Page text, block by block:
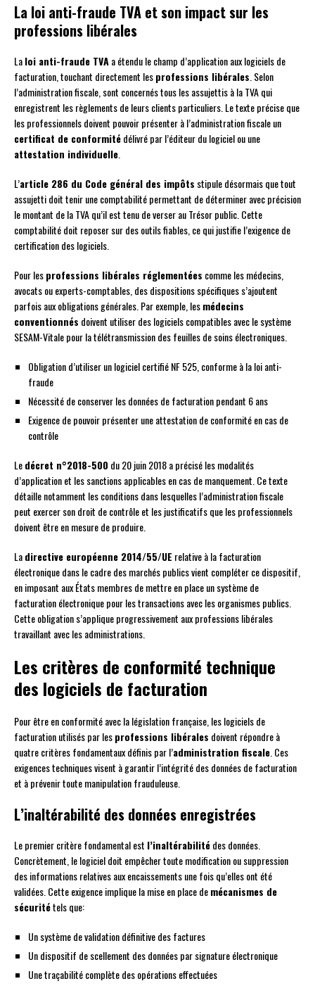
La loi anti-fraude TVA et son impact sur les
professions libérales
Laloi anti-fraude TVAa étendu le champ d’application aux logiciels de
facturation, touchant directement lesprofessions libérales . Selon
l’administration fiscale, sont concernés tous les assujettis à la TVA qui
enregistrent les règlements de leurs clients particuliers. Le texte précise que
les professionnels doivent pouvoir présenter à l’administration fiscale un
certificat de conformitédélivré par l’éditeur du logiciel ou une
attestation individuelle
L’article 286 du Code général des impôts stipule désormais que tout
assujetti doit tenir une comptabilité permettant de déterminer avec précision
le montant de la TVA qu’il est tenu de verser au Trésor public. Cette
comptabilité doit reposer sur des outils fiables, ce qui justifie l’exigence de
certification des logiciels.
Pour lesprofessions libérales réglementées comme les médecins,
avocats ou experts-comptables, des dispositions spécifiques s’ajoutent
parfois aux obligations générales. Par exemple, lesmédecins
conventionnés doivent utiliser des logiciels compatibles avec le système
SESAM-Vitale pour la télétransmission des feuilles de soins électroniques.
Obligation d’utiliser un logiciel certifié NF 525, conforme à la loi anti-
fraude
Nécessité de conserver les données de facturation pendant 6 ans
Exigence de pouvoir présenter une attestation de conformité en cas de
contrôle
Ledécret n°2018-500 du 20 juin 2018 a précisé les modalités
d’application et les sanctions applicables en cas de manquement. Ce texte
détaille notamment les conditions dans lesquelles l’administration fiscale
peut exercer son droit de contrôle et les justificatifs que les professionnels
doivent être en mesure de produire.
Ladirective européenne 2014/55/UE relative à la facturation
électronique dans le cadre des marchés publics vient compléter ce dispositif,
en imposant aux États membres de mettre en place un système de
facturation électronique pour les transactions avec les organismes publics.
Cette obligation s’applique progressivement aux professions libérales
travaillant avec les administrations.
Les critères de conformité technique
des logiciels de facturation
Pour être en conformité avec la législation française, les logiciels de
facturation utilisés par lesprofessions libérales doivent répondre à
quatre critères fondamentaux définis par l’administration fiscale . Ces
exigences techniques visent à garantir l’intégrité des données de facturation
et à prévenir toute manipulation frauduleuse.
L’inaltérabilité des données enregistrées
Le premier critère fondamental est l’inaltérabilitédes données.
Concrètement, le logiciel doit empêcher toute modification ou suppression
des informations relatives aux encaissements une fois qu’elles ont été
validées. Cette exigence implique la mise en place demécanismes de
sécuritétels que:
Un système de validation définitive des factures
Un dispositif de scellement des données par signature électronique
Une traçabilité complète des opérations effectuées